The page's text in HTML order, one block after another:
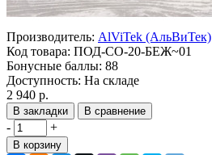
Производитель: AlViTek (АльВиТек)
Код товара: ПОД-СО-20-БЕЖ~01
Бонусные баллы: 88
Доступность: На складе
2 940 р.
В закладки В сравнение
- +
В корзину